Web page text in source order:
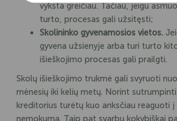
vyksta greičiau. Tačiau, jeigu
turto, procesas gali užsitęsti;
Skolininko gyvenamosios vietos.
gyvena užsienyje arba turi turto
išieškojimo procesas gali prailgti.
Skolų išieškojimo trukmė gali svyruoti
mėnesių iki kelių metų. Norint
kreditorius turėtų kuo anksčiau reaguoti į